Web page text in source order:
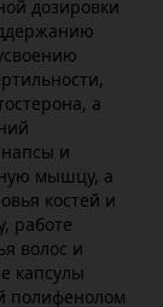
дозировки
а
и
мышцу, а
костей и
работе
волос и
капсулы
полифенолом